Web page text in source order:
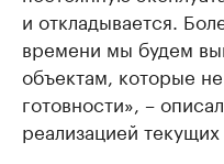
и откладывается.
времени мы будем
объектам, которые
готовности», –
реализацией текущих